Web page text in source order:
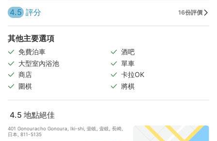
4.5 評分 16份評價
其他主要選項
免費泊車
酒吧
大型室內浴池
單車
商店
卡拉OK
圍棋
將棋
4.5 地點絕佳
401 Gonouracho Gonoura, Iki-shi, 壹岐, 壹岐, 長崎,
日本, 811-5135